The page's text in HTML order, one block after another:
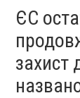
ЄС
захист